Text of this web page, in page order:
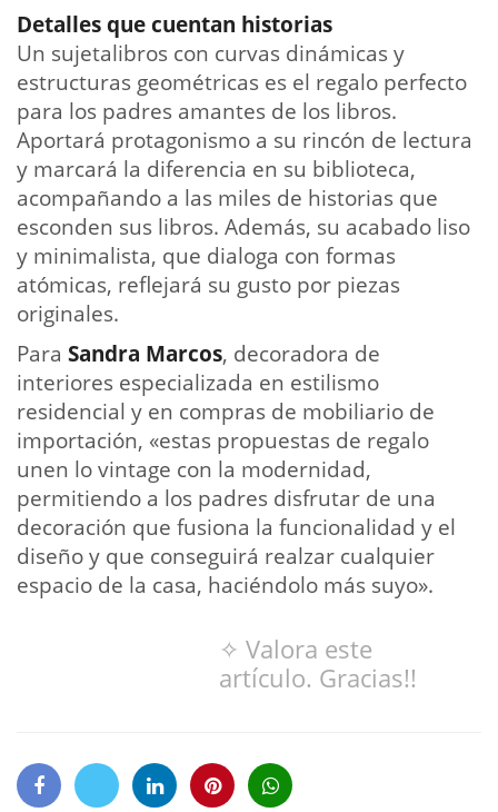
Detalles que cuentan historias
Un sujetalibros con curvas dinámicas y
estructuras geométricas es el regalo perfecto
para los padres amantes de los libros.
Aportará protagonismo a su rincón de lectura
y marcará la diferencia en su biblioteca,
acompañando a las miles de historias que
esconden sus libros. Además, su acabado liso
y minimalista, que dialoga con formas
atómicas, reflejará su gusto por piezas
originales.
Para Sandra Marcos, decoradora de
interiores especializada en estilismo
residencial y en compras de mobiliario de
importación, «estas propuestas de regalo
unen lo vintage con la modernidad,
permitiendo a los padres disfrutar de una
decoración que fusiona la funcionalidad y el
diseño y que conseguirá realzar cualquier
espacio de la casa, haciéndolo más suyo».
✧ Valora este
artículo. Gracias!!